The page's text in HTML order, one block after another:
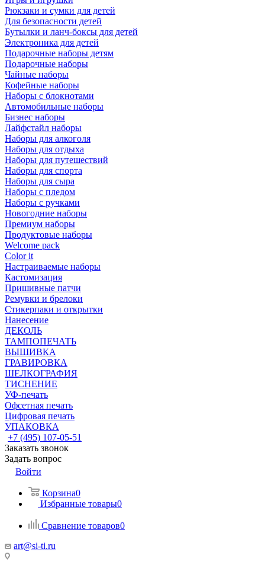
Рюкзаки и сумки для детей
Для безопасности детей
Бутылки и ланч-боксы для детей
Электроника для детей
Подарочные наборы детям
Подарочные наборы
Чайные наборы
Кофейные наборы
Наборы с блокнотами
Автомобильные наборы
Бизнес наборы
Лайфстайл наборы
Наборы для алкоголя
Наборы для отдыха
Наборы для путешествий
Наборы для спорта
Наборы для сыра
Наборы с пледом
Наборы с ручками
Новогодние наборы
Премиум наборы
Продуктовые наборы
Welcome pack
Color it
Настраиваемые наборы
Кастомизация
Пришивные патчи
Ремувки и брелоки
Стикерпаки и открытки
Нанесение
ДЕКОЛЬ
ТАМПОПЕЧАТЬ
ВЫШИВКА
ГРАВИРОВКА
ШЕЛКОГРАФИЯ
ТИСНЕНИЕ
УФ-печать
Офсетная печать
Цифровая печать
УПАКОВКА
+7 (495) 107-05-51
Заказать звонок
Задать вопрос
Войти
Корзина0
Избранные товары0
Сравнение товаров0
art@si-ti.ru